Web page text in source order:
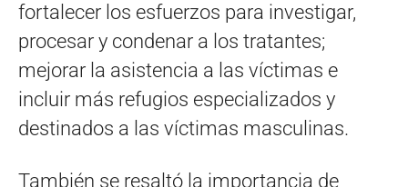
fortalecer los esfuerzos para investigar,
procesar y condenar a los tratantes;
mejorar la asistencia a las víctimas e
incluir más refugios especializados y
destinados a las víctimas masculinas.
También se resaltó la importancia de